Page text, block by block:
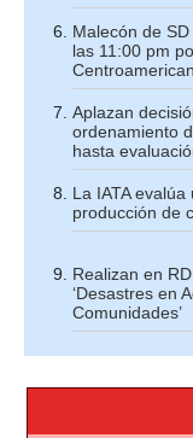
Malecón de
las 11:00 pm
Aplazan
ordenamiento
hasta
La IATA
producción de
Realizan en
‘Desastres en
Comunidades’